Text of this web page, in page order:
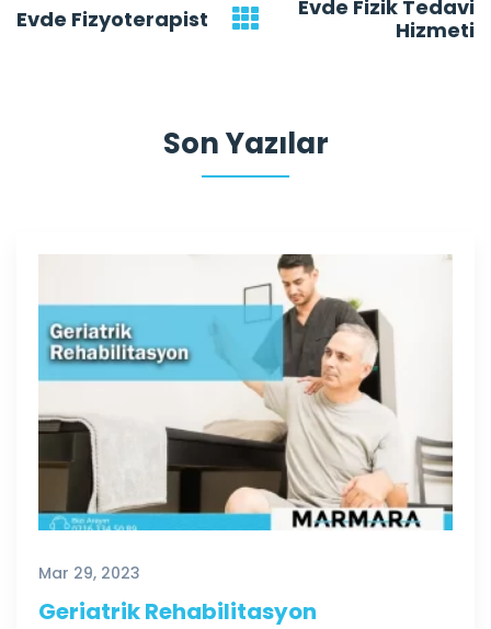
Post
navigation
Evde Fizyoterapist
Evde Fizik Tedavi
Hizmeti
Son Yazılar
Mar 29, 2023
Geriatrik Rehabilitasyon